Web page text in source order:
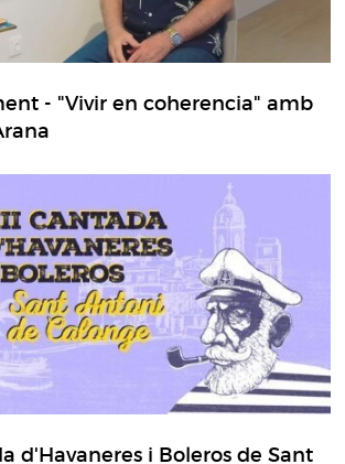
- "Vivir en coherencia" amb
d'Havaneres i Boleros de Sant